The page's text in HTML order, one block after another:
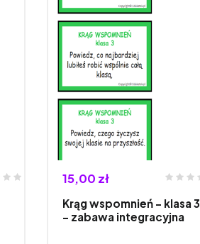
15,00 zł
Krąg wspomnień – klasa 3
- zabawa integracyjna